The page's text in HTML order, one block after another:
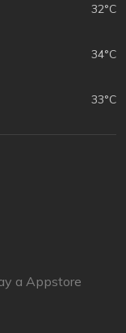
32°C
34°C
33°C
a Appstore